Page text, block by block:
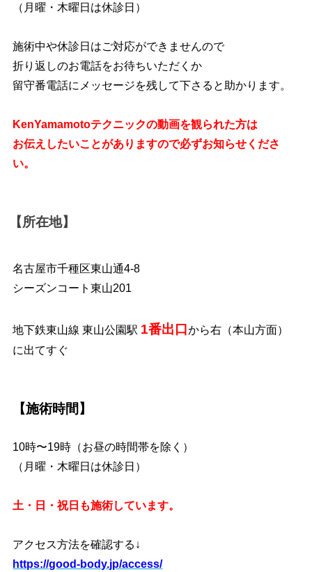
（月曜・木曜日は休診日）
施術中や休診日はご対応ができませんので
折り返しのお電話をお待ちいただくか
留守番電話にメッセージを残して下さると助かります。
KenYamamotoテクニックの動画を観られた方は
お伝えしたいことがありますので必ずお知らせくださ
い。
【所在地】
名古屋市千種区東山通4-8
シーズンコート東山201
地下鉄東山線 東山公園駅 1番出口から右（本山方面）
に出てすぐ
【施術時間】
10時〜19時（お昼の時間帯を除く）
（月曜・木曜日は休診日）
土・日・祝日も施術しています。
アクセス方法を確認する↓
https://good-body.jp/access/